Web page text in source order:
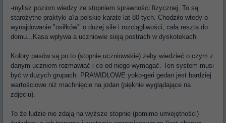
-mylisz poziom wiedzy ze stopniem sprawności fizycznej. To są
starożytne praktyki a'la polskie karate lat 80 tych. Chodziło wtedy o
wynajdowanie "osiłków'" o dużej sile i rozciągliwości, cała reszta do
domu...Kasa wpływa a uczniowie sieją postrach w dyskotekach.
Kolory pasów są po to (stopnie uczniowskie) żeby wiedzieć o czym z
danym uczniem rozmawiać i co od niego wymagać. Ten system musi
być w dużych grupach. PRAWIDŁOWE yoko-geri gedan jest bardziej
wartościowe niż machnięcie na jodan (pięknie wyglądające na
zdjęciu).
To że ludzie nie zdają na wyższe stopnie (pomimo umiejętności)